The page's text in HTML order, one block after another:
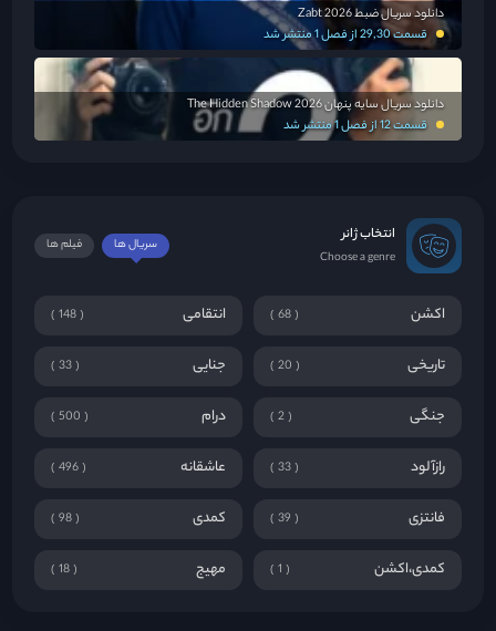
دانلود سریال ضبط Zabt 2026
قسمت 29,30 از فصل 1 منتشر شد
دانلود سریال سایه پنهان The Hidden Shadow 2026
قسمت 12 از فصل 1 منتشر شد
انتخاب ژانر
Choose a genre
فیلم ها سریال ها
اکشن 68 انتقامی 148
تاریخی 20 جنایی 33
جنگی 2 درام 500
رازآلود 33 عاشقانه 496
فانتزی 39 کمدی 98
کمدی،اکشن 1 مهیج 18